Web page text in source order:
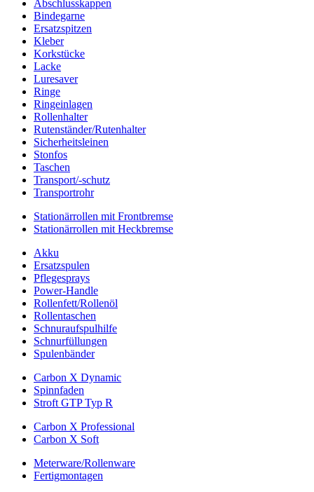
Abschlusskappen
Bindegarne
Ersatzspitzen
Kleber
Korkstücke
Lacke
Luresaver
Ringe
Ringeinlagen
Rollenhalter
Rutenständer/Rutenhalter
Sicherheitsleinen
Stonfos
Taschen
Transport/-schutz
Transportrohr
Stationärrollen mit Frontbremse
Stationärrollen mit Heckbremse
Akku
Ersatzspulen
Pflegesprays
Power-Handle
Rollenfett/Rollenöl
Rollentaschen
Schnuraufspulhilfe
Schnurfüllungen
Spulenbänder
Carbon X Dynamic
Spinnfaden
Stroft GTP Typ R
Carbon X Professional
Carbon X Soft
Meterware/Rollenware
Fertigmontagen